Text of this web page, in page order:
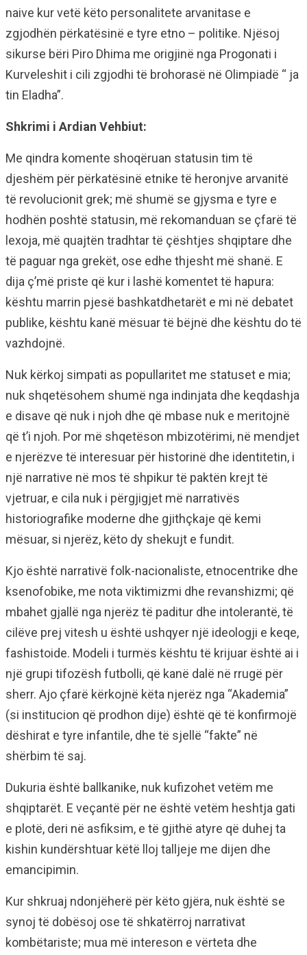
naive kur vetë këto personalitete arvanitase e
zgjodhën përkatësinë e tyre etno – politike. Njësoj
sikurse bëri Piro Dhima me origjinë nga Progonati i
Kurveleshit i cili zgjodhi të brohorasë në Olimpiadë “ ja
tin Eladha”.
Shkrimi i Ardian Vehbiut:
Me qindra komente shoqëruan statusin tim të
djeshëm për përkatësinë etnike të heronjve arvanitë
të revolucionit grek; më shumë se gjysma e tyre e
hodhën poshtë statusin, më rekomanduan se çfarë të
lexoja, më quajtën tradhtar të çështjes shqiptare dhe
të paguar nga grekët, ose edhe thjesht më shanë. E
dija ç’më priste që kur i lashë komentet të hapura:
kështu marrin pjesë bashkatdhetarët e mi në debatet
publike, kështu kanë mësuar të bëjnë dhe kështu do të
vazhdojnë.
Nuk kërkoj simpati as popullaritet me statuset e mia;
nuk shqetësohem shumë nga indinjata dhe keqdashja
e disave që nuk i njoh dhe që mbase nuk e meritojnë
që t’i njoh. Por më shqetëson mbizotërimi, në mendjet
e njerëzve të interesuar për historinë dhe identitetin, i
një narrative në mos të shpikur të paktën krejt të
vjetruar, e cila nuk i përgjigjet më narrativës
historiografike moderne dhe gjithçkaje që kemi
mësuar, si njerëz, këto dy shekujt e fundit.
Kjo është narrativë folk-nacionaliste, etnocentrike dhe
ksenofobike, me nota viktimizmi dhe revanshizmi; që
mbahet gjallë nga njerëz të paditur dhe intolerantë, të
cilëve prej vitesh u është ushqyer një ideologji e keqe,
fashistoide. Modeli i turmës kështu të krijuar është ai i
një grupi tifozësh futbolli, që kanë dalë në rrugë për
sherr. Ajo çfarë kërkojnë këta njerëz nga “Akademia”
(si institucion që prodhon dije) është që të konfirmojë
dëshirat e tyre infantile, dhe të sjellë “fakte” në
shërbim të saj.
Dukuria është ballkanike, nuk kufizohet vetëm me
shqiptarët. E veçantë për ne është vetëm heshtja gati
e plotë, deri në asfiksim, e të gjithë atyre që duhej ta
kishin kundërshtuar këtë lloj talljeje me dijen dhe
emancipimin.
Kur shkruaj ndonjëherë për këto gjëra, nuk është se
synoj të dobësoj ose të shkatërroj narrativat
kombëtariste; mua më intereson e vërteta dhe